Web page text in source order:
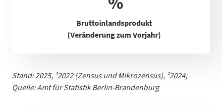
Bruttoinlandsprodukt
(Veränderung zum Vorjahr)
Stand: 2025, ¹2022 (Zensus und Mikrozensus), ²2024;
Quelle: Amt für Statistik Berlin-Brandenburg